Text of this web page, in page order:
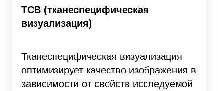
ТСВ (тканеспецифическая
визуализация)
Тканеспецифическая визуализация
оптимизирует качество изображения в
зависимости от свойств исследуемой